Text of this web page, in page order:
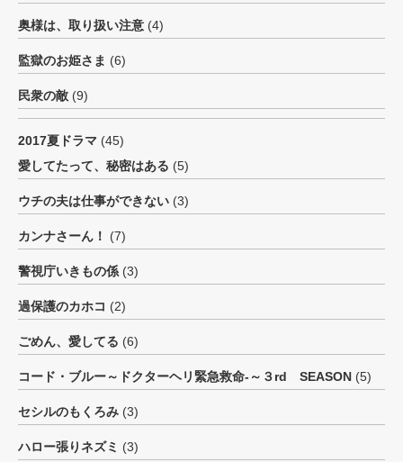
奥様は、取り扱い注意 (4)
監獄のお姫さま (6)
民衆の敵 (9)
2017夏ドラマ (45)
愛してたって、秘密はある (5)
ウチの夫は仕事ができない (3)
カンナさーん！ (7)
警視庁いきもの係 (3)
過保護のカホコ (2)
ごめん、愛してる (6)
コード・ブルー～ドクターヘリ緊急救命-～３rd SEASON (5)
セシルのもくろみ (3)
ハロー張りネズミ (3)